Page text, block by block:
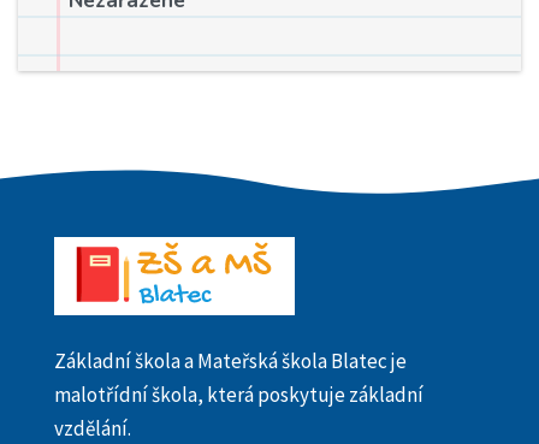
Základní škola a Mateřská škola Blatec je
malotřídní škola, která poskytuje základní
vzdělání.